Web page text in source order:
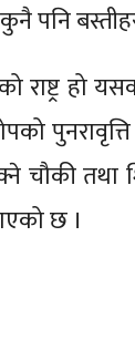
कुनै पनि
राष्ट्र हो
चौकी
छ ।